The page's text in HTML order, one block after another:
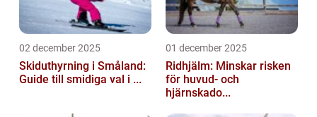
02 december 2025
Skiduthyrning i Småland:
Guide till smidiga val i ...
01 december 2025
Ridhjälm: Minskar risken
för huvud- och
hjärnskado...